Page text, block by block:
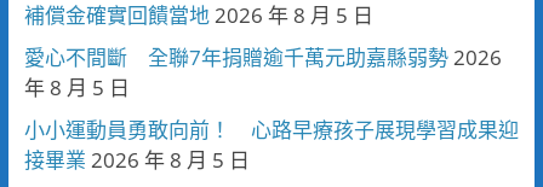
補償金確實回饋當地2026 年 8 月 5 日
愛心不間斷 全聯7年捐贈逾千萬元助嘉縣弱勢2026
年 8 月 5 日
小小運動員勇敢向前！ 心路早療孩子展現學習成果迎
接畢業 2026 年 8 月 5 日